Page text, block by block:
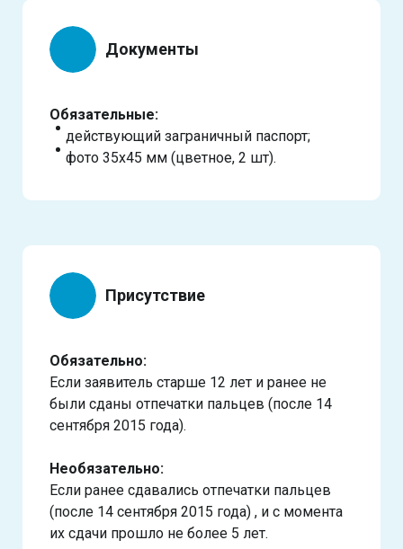
Документы
Обязательные:
действующий заграничный паспорт;
фото 35х45 мм (цветное, 2 шт).
Присутствие
Обязательно:
Если заявитель старше 12 лет и ранее не
были сданы отпечатки пальцев (после 14
сентября 2015 года).
Необязательно:
Если ранее сдавались отпечатки пальцев
(после 14 сентября 2015 года) , и с момента
их сдачи прошло не более 5 лет.